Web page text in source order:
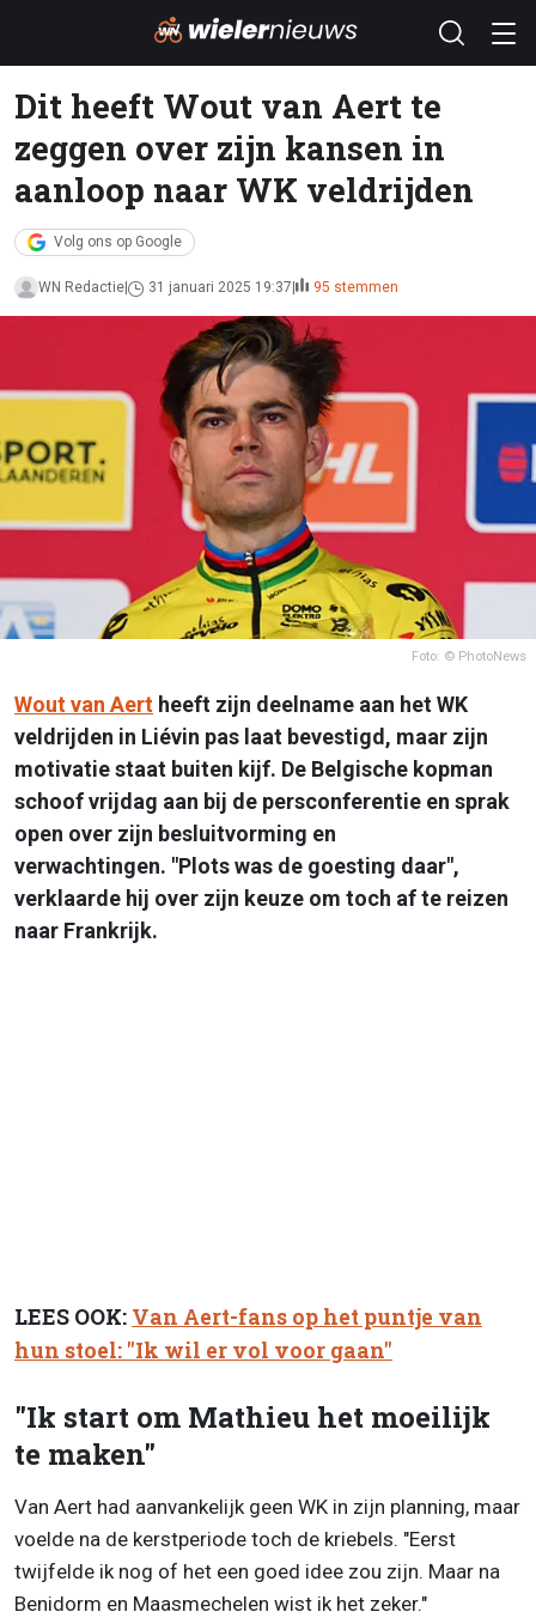
Dit heeft Wout van Aert te
zeggen over zijn kansen in
aanloop naar WK veldrijden
Volg ons op Google
WN Redactie 31 januari 2025 19:37 95 stemmen
Foto: © PhotoNews
Wout van Aert heeft zijn deelname aan het WK
veldrijden in Liévin pas laat bevestigd, maar zijn
motivatie staat buiten kijf. De Belgische kopman
schoof vrijdag aan bij de persconferentie en sprak
open over zijn besluitvorming en
verwachtingen. "Plots was de goesting daar",
verklaarde hij over zijn keuze om toch af te reizen
naar Frankrijk.
LEES OOK: Van Aert-fans op het puntje van
hun stoel: "Ik wil er vol voor gaan"
"Ik start om Mathieu het moeilijk
te maken"
Van Aert had aanvankelijk geen WK in zijn planning, maar
voelde na de kerstperiode toch de kriebels. "Eerst
twijfelde ik nog of het een goed idee zou zijn. Maar na
Benidorm en Maasmechelen wist ik het zeker."